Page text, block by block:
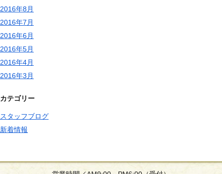
2016年8月
2016年7月
2016年6月
2016年5月
2016年4月
2016年3月
カテゴリー
スタッフブログ
新着情報